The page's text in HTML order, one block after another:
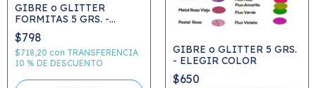
GIBRE o GLITTER
FORMITAS 5 GRS. -
ELEGIR COLOR Y FORMA
$798
$718,20 con TRANSFERENCIA
10 % DE DESCUENTO
GIBRE o GLITTER 5 GRS.
- ELEGIR COLOR
$650